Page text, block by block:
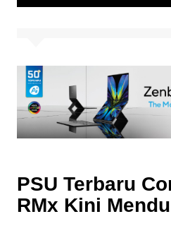
PSU Terbaru
RMx Kini